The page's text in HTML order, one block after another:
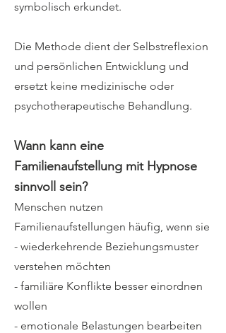
symbolisch erkundet.
Die Methode dient der Selbstreflexion
und persönlichen Entwicklung und
ersetzt keine medizinische oder
psychotherapeutische Behandlung.
Wann kann eine
Familienaufstellung mit Hypnose
sinnvoll sein?
Menschen nutzen
Familienaufstellungen häufig, wenn sie
- wiederkehrende Beziehungsmuster
verstehen möchten
- familiäre Konflikte besser einordnen
wollen
- emotionale Belastungen bearbeiten